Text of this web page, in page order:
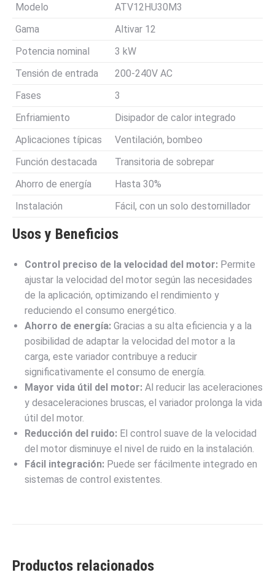
Modelo
ATV12HU30M3
Gama
Altivar 12
Potencia nominal
3 kW
Tensión de entrada
200-240V AC
Fases
3
Enfriamiento
Disipador de calor integrado
Aplicaciones típicas
Ventilación, bombeo
Función destacada
Transitoria de sobrepar
Ahorro de energía
Hasta 30%
Instalación
Fácil, con un solo destornillador
Usos y Beneficios
Control preciso de la velocidad del motor: Permite
ajustar la velocidad del motor según las necesidades
de la aplicación, optimizando el rendimiento y
reduciendo el consumo energético.
Ahorro de energía: Gracias a su alta eficiencia y a la
posibilidad de adaptar la velocidad del motor a la
carga, este variador contribuye a reducir
significativamente el consumo de energía.
Mayor vida útil del motor: Al reducir las aceleraciones
y desaceleraciones bruscas, el variador prolonga la vida
útil del motor.
Reducción del ruido: El control suave de la velocidad
del motor disminuye el nivel de ruido en la instalación.
Fácil integración: Puede ser fácilmente integrado en
sistemas de control existentes.
Productos relacionados